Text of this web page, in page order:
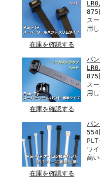
在庫を確認する
875
ス
用
在庫を確認する
パ
875
ス
用
在庫を確認する
パ
554
ワ
高